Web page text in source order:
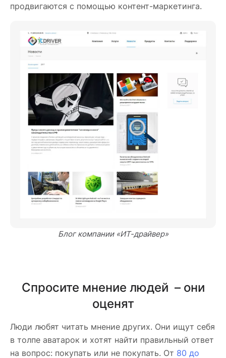
продвигаются с помощью контент-маркетинга.
Блог компании «ИТ-драйвер»
Спросите мнение людей – они
оценят
Люди любят читать мнение других. Они ищут себя
в толпе аватарок и хотят найти правильный ответ
на вопрос: покупать или не покупать. От 80 до